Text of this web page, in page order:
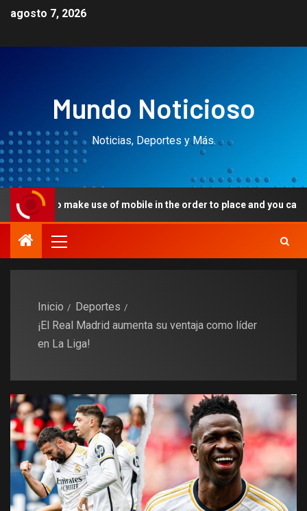
agosto 7, 2026
Mundo Noticioso
Noticias, Deportes y Más.
use of mobile in the order to place and you can pay it off in
Inicio
Deportes
¡El Real Madrid aumenta su ventaja como líder
en La Liga!